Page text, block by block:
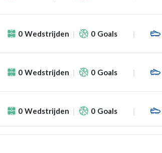
0 Wedstrijden 0 Goals
0 Wedstrijden 0 Goals
0 Wedstrijden 0 Goals